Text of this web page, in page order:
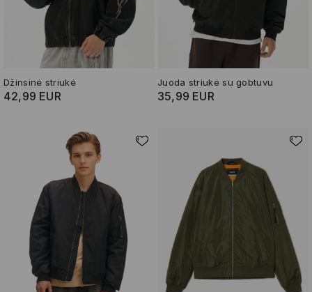
Džinsinė striukė
42,99 EUR
Juoda striukė su gobtuvu
35,99 EUR